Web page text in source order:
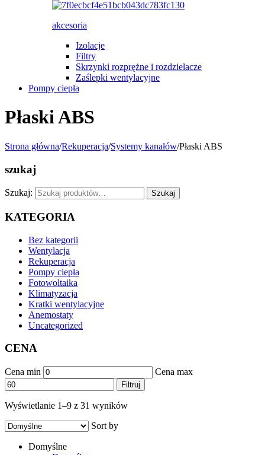
akcesoria
Izolacje
Filtry
Skrzynki rozprężne i rozdzielacze
Zaślepki wentylacyjne
Pompy ciepła
Płaski ABS
Strona główna/Rekuperacja/Systemy kanałów/Płaski ABS
szukaj
Szukaj: Szukaj
KATEGORIA
Bez kategorii
Wentylacja
Rekuperacja
Pompy ciepła
Fotowoltaika
Klimatyzacja
Kratki wentylacyjne
Anemostaty
Uncategorized
CENA
Cena min Cena max
Filtruj
Wyświetlanie 1–9 z 31 wyników
Sort by
Domyślne